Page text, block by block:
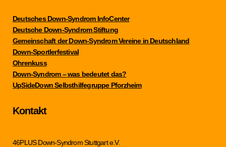
Deutsches Down-Syndrom InfoCenter
Deutsche Down-Syndrom Stiftung
Gemeinschaft der Down-Syndrom Vereine in Deutschland
Down-Sportlerfestival
Ohrenkuss
Down-Syndrom – was bedeutet das?
UpSideDown Selbsthilfegruppe Pforzheim
Kontakt
46PLUS Down-Syndrom Stuttgart e.V.